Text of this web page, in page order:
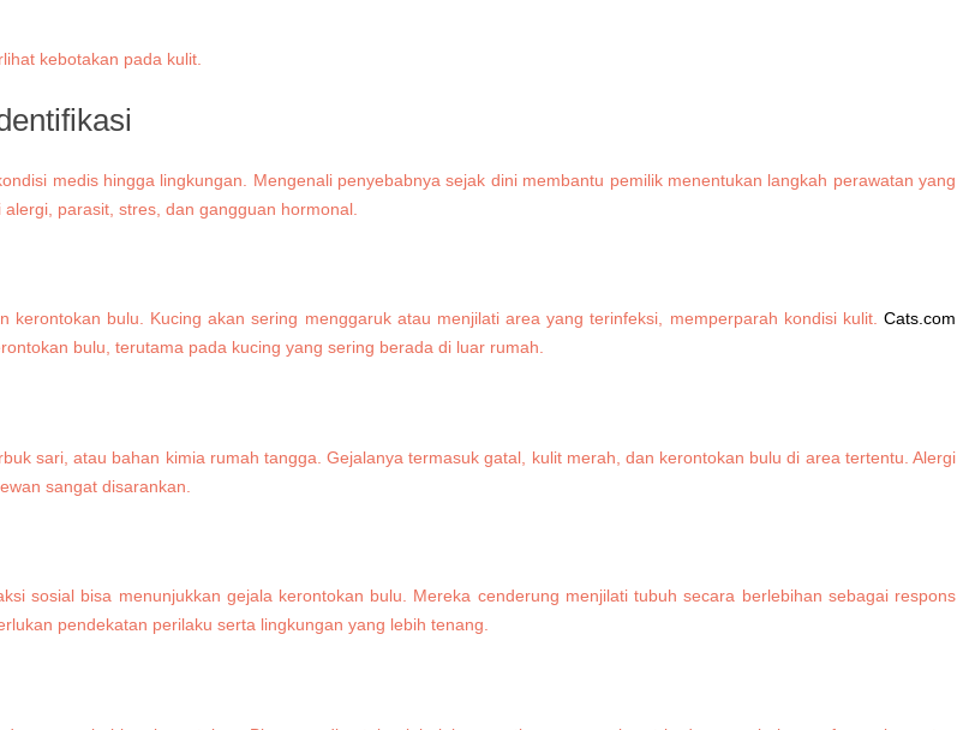
medis hingga lingkungan. Mengenali penyebabnya sejak dini membantu pemilik menentukan langkah perawatan yang
parasit, stres, dan gangguan hormonal.
kerontokan bulu. Kucing akan sering menggaruk atau menjilati area yang terinfeksi, memperparah kondisi kulit.Cats.com
bulu, terutama pada kucing yang sering berada di luar rumah.
sari, atau bahan kimia rumah tangga. Gejalanya termasuk gatal, kulit merah, dan kerontokan bulu di area tertentu. Alergi
sangat disarankan.
sosial bisa menunjukkan gejala kerontokan bulu. Mereka cenderung menjilati tubuh secara berlebihan sebagai respons
pendekatan perilaku serta lingkungan yang lebih tenang.